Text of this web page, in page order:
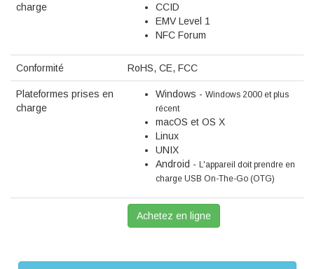
charge
CCID
EMV Level 1
NFC Forum
Conformité RoHS, CE, FCC
Plateformes prises en
charge
Windows - Windows 2000 et plus
récent
macOS et OS X
Linux
UNIX
Android - L'appareil doit prendre en
charge USB On-The-Go (OTG)
Achetez en ligne